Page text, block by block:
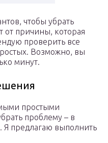
чтобы убрать
от причины, которая
проверить все
Возможно, вы
минут.
простыми
проблему – в
Я предлагаю выполнить